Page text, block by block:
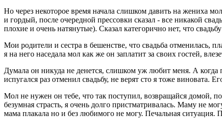
Но через некоторое время начала слишком давить на жениха
и гордый, после очередной прессовки сказал - все никакой
плохие и очень натянутые). Сказал категорично нет, что
Мои родители и сестра в бешенстве, что свадьба отменилась,
я на него наседала мол как же он заплатит за своих гостей,
Думала он никуда не денется, слишком уж любит меня. А когда
испугался раз отменил свадьбу, не верят сто я тоже
Мол не нужен он тебе, что так поступил, возвращайся домой,
безумная страсть, я очень долго пристматривалась. Маму не
мама плакала но и без любимого не могу. Печальная